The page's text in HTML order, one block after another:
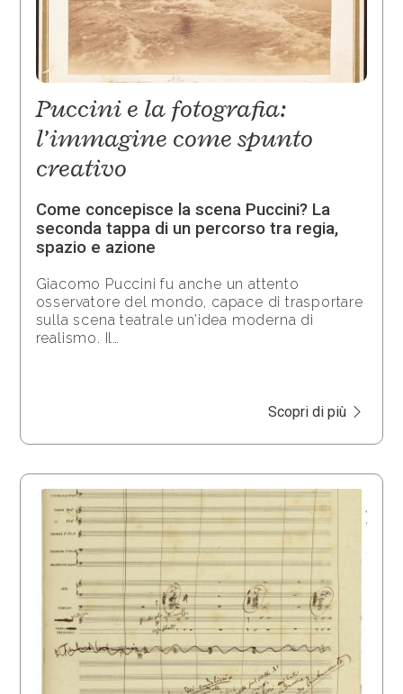
Puccini e la fotografia:
l’immagine come spunto
creativo
Come concepisce la scena Puccini? La
seconda tappa di un percorso tra regia,
spazio e azione
Giacomo Puccini fu anche un attento
osservatore del mondo, capace di trasportare
sulla scena teatrale un’idea moderna di
realismo. Il…
Scopri di più